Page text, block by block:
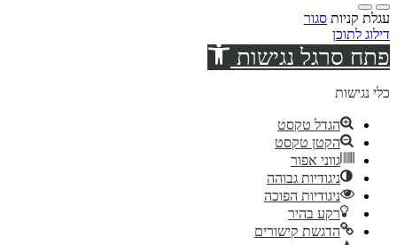
עגלת קניות סגור
דילוג לתוכן
פתח סרגל נגישות
כלי נגישות
הגדל טקסט
הקטן טקסט
גווני אפור
ניגודיות גבוהה
ניגודיות הפוכה
רקע בהיר
הדגשת קישורים